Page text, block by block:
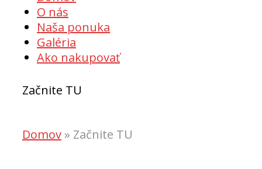
content
O nás
Naša ponuka
Galéria
Ako nakupovať
Začnite TU
Domov» Začnite TU